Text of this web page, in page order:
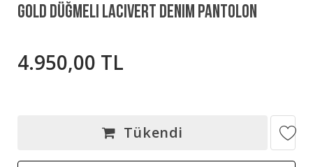
Gold Düğmeli Lacivert Denim Pantolon
4.950,00 TL
Tükendi